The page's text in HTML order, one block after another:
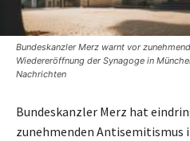
Bundeskanzler Merz warnt vor
Wiedereröffnung der Synagoge in
Nachrichten
Bundeskanzler Merz hat
zunehmenden Antisemitismus